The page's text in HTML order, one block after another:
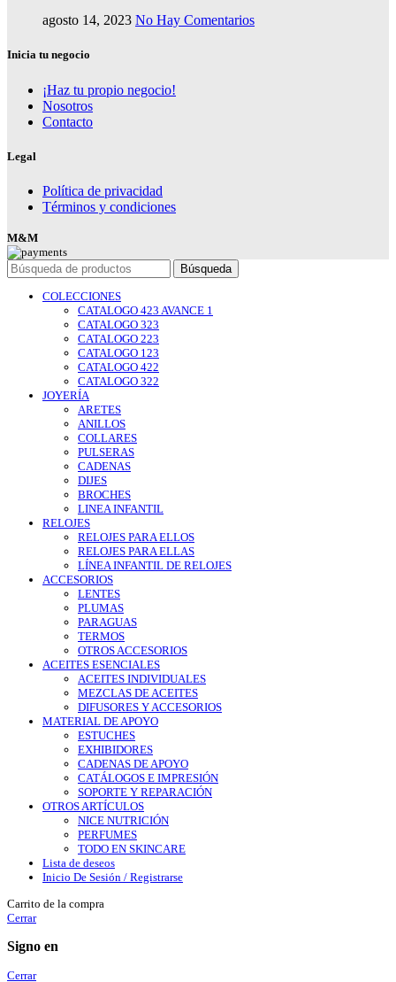
agosto 14, 2023 No Hay Comentarios
Inicia tu negocio
¡Haz tu propio negocio!
Nosotros
Contacto
Legal
Política de privacidad
Términos y condiciones
M&M
Búsqueda
COLECCIONES
CATALOGO 423 AVANCE 1
CATALOGO 323
CATALOGO 223
CATALOGO 123
CATALOGO 422
CATALOGO 322
JOYERÍA
ARETES
ANILLOS
COLLARES
PULSERAS
CADENAS
DIJES
BROCHES
LINEA INFANTIL
RELOJES
RELOJES PARA ELLOS
RELOJES PARA ELLAS
LÍNEA INFANTIL DE RELOJES
ACCESORIOS
LENTES
PLUMAS
PARAGUAS
TERMOS
OTROS ACCESORIOS
ACEITES ESENCIALES
ACEITES INDIVIDUALES
MEZCLAS DE ACEITES
DIFUSORES Y ACCESORIOS
MATERIAL DE APOYO
ESTUCHES
EXHIBIDORES
CADENAS DE APOYO
CATÁLOGOS E IMPRESIÓN
SOPORTE Y REPARACIÓN
OTROS ARTÍCULOS
NICE NUTRICIÓN
PERFUMES
TODO EN SKINCARE
Lista de deseos
Inicio De Sesión / Registrarse
Carrito de la compra
Cerrar
Signo en
Cerrar